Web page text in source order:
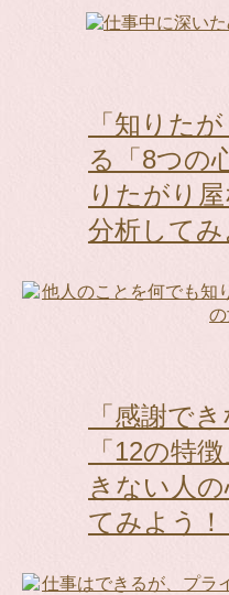
「知りた
る「8つの
りたがり
分析してみ
「感謝で
「12の特
きない人
てみよう！